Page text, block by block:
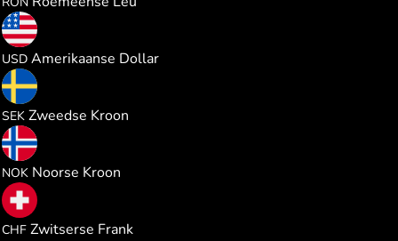
USD Amerikaanse Dollar
SEK Zweedse Kroon
NOK Noorse Kroon
CHF Zwitserse Frank